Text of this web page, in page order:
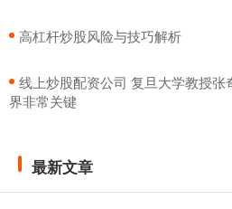
​高杠杆炒股风险与技巧解析
线上炒股配资公司 复旦大学教授张
界非常关键
最新文章